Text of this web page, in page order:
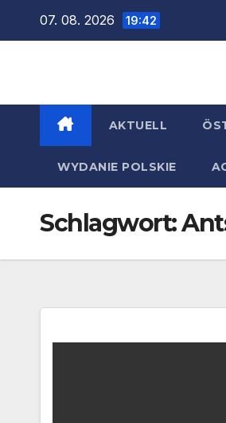
07. 08. 2026 19:42
AKTUELL
WYDANIE POLSKIE
Schlagwort: